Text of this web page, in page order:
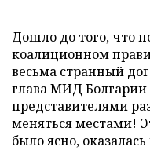
Дошло до того, что
коалиционном
весьма странный
глава МИД
представителями
меняться местами!
было ясно,